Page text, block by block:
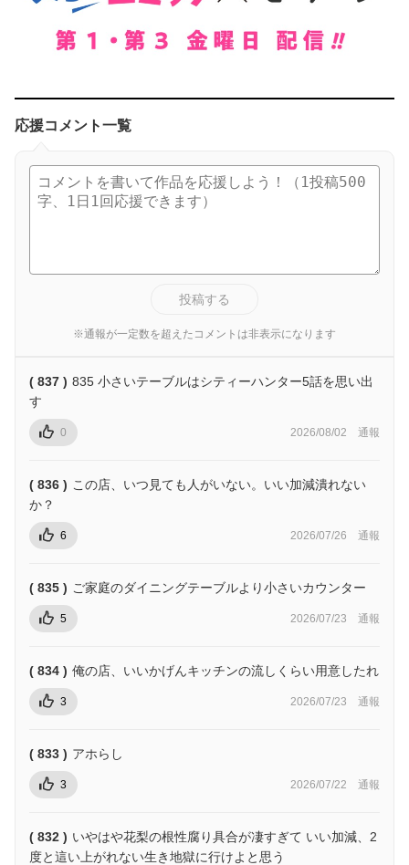
応援コメント一覧
投稿する
※通報が一定数を超えたコメントは非表示になります
( 837 ) 835 小さいテーブルはシティーハンター5話を思い出
す
0 2026/08/02 通報
( 836 ) この店、いつ見ても人がいない。いい加減潰れない
か？
6 2026/07/26 通報
( 835 ) ご家庭のダイニングテーブルより小さいカウンター
5 2026/07/23 通報
( 834 ) 俺の店、いいかげんキッチンの流しくらい用意したれ
3 2026/07/23 通報
( 833 ) アホらし
3 2026/07/22 通報
( 832 ) いやはや花梨の根性腐り具合が凄すぎて いい加減、2
度と這い上がれない生き地獄に行けよと思う